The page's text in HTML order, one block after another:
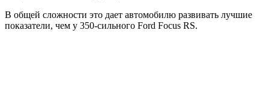
В общей сложности это дает автомобилю развивать лучшие
показатели, чем у 350-сильного Ford Focus RS.